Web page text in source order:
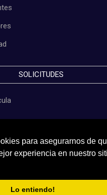
para asegurarnos de
experiencia en nuestro
Lo entiendo!
SOLICITUDES
© 2022I. E. La Anunciación